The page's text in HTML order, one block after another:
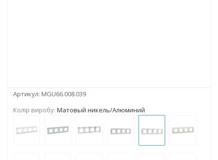
Артикул: MGU66.008.039
Колір виробу: Матовый никель/Алюминий